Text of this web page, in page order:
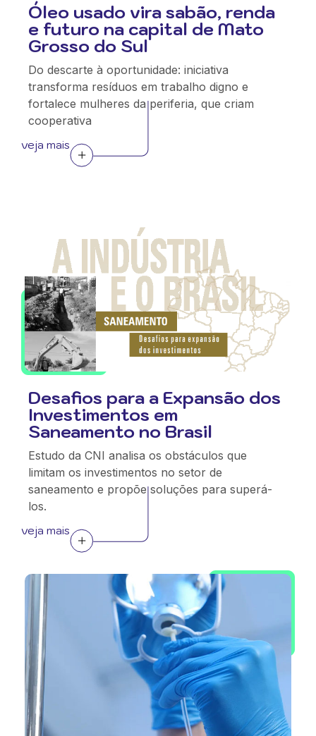
Óleo usado vira sabão, renda
e futuro na capital de Mato
Grosso do Sul
Do descarte à oportunidade: iniciativa
transforma resíduos em trabalho digno e
fortalece mulheres da periferia, que criam
cooperativa
veja mais
Desafios para a Expansão dos
Investimentos em
Saneamento no Brasil
Estudo da CNI analisa os obstáculos que
limitam os investimentos no setor de
saneamento e propõe soluções para superá-
los.
veja mais